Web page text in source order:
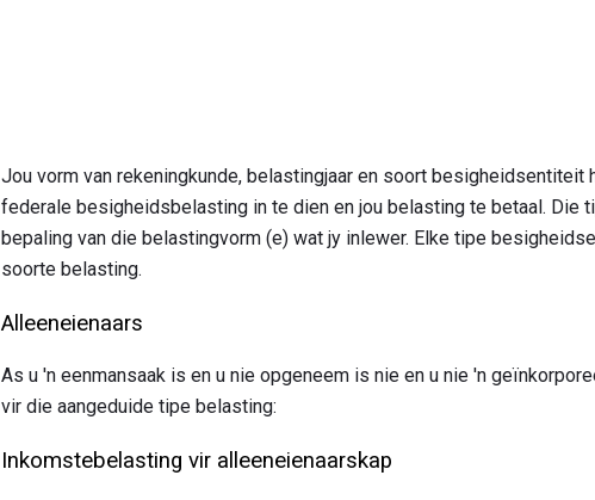
Jou vorm van rekeningkunde, belastingjaar en soort
federale besigheidsbelasting in te dien en jou belasting te betaal.
bepaling van die belastingvorm (e) wat jy inlewer. Elke tipe
soorte belasting.
Alleeneienaars
As u 'n eenmansaak is en u nie opgeneem is nie en u nie 'n
vir die aangeduide tipe belasting:
Inkomstebelasting vir alleeneienaarskap